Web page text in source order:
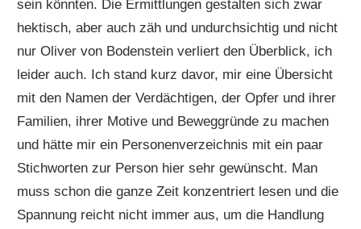
sein könnten. Die Ermittlungen gestalten sich zwar
hektisch, aber auch zäh und undurchsichtig und nicht
nur Oliver von Bodenstein verliert den Überblick, ich
leider auch. Ich stand kurz davor, mir eine Übersicht
mit den Namen der Verdächtigen, der Opfer und ihrer
Familien, ihrer Motive und Beweggründe zu machen
und hätte mir ein Personenverzeichnis mit ein paar
Stichworten zur Person hier sehr gewünscht. Man
muss schon die ganze Zeit konzentriert lesen und die
Spannung reicht nicht immer aus, um die Handlung